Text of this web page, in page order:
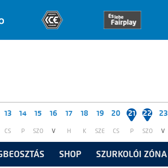
13
CS
14
P
15
SZO
16
V
17
H
18
K
19
SZE
20
CS
21
P
22
SZO
23
V
SHOP SZURKOLÓI ZÓNA